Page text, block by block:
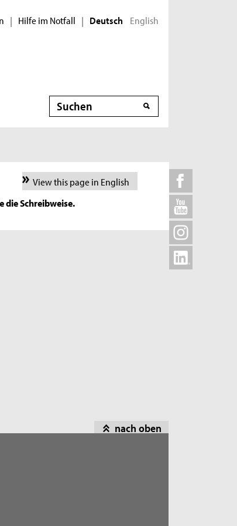
| Hilfe im Notfall | Deutsch English
Suche
View this page in English
die Schreibweise.
nach oben